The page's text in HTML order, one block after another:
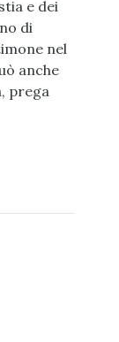
e dei
di
nel
anche
prega